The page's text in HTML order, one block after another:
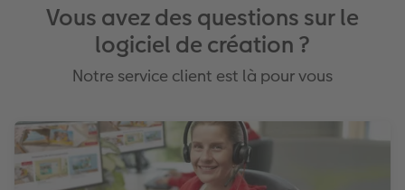
Vous avez des questions sur le
logiciel de création ?
Notre service client est là pour vous